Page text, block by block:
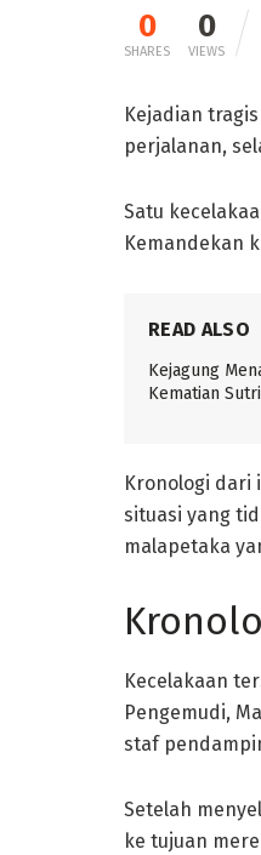
0
SHARES
0
VIEWS
Kejadian
perjalanan,
Satu
Kemandekan
READ ALSO
Kejagung
Kematian
Kronologi dari
situasi yang
malapetaka
Kecelakaan
Pengemudi,
staf
Setelah
ke tujuan